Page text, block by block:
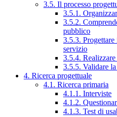
3.5. Il processo
3.5.1.
3.5.2.
pubblico
3.5.3. Progettare
servizio
3.5.4.
3.5.5. Validare
4. Ricerca progettuale
4.1. Ricerca primaria
4.1.1. Interviste
4.1.2.
4.1.3. Test di